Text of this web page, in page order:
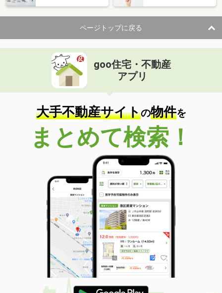
住 所
北海道函館市五稜郭町
専有面積 23.18m²
間取り
1K
北海道札幌市東区北五十条東６丁目
価 格
住 所
北海道札幌市東区北五十条東６丁目
専有面積 23.18m²
間取り
1K
北海道北見市美芳町２丁目
価 格
3万円
北海道北見市美芳町２丁目
44.62m²
間取り
2LDK
北海道網走郡美幌町字東町１丁目
価 格
3.50万円
住 所
北海道網走郡美幌町字東町１丁目
専有面積 49.68m²
間取り
2DK
北海道札幌市豊平区平岸二条８丁目
ページトップに戻る
goo住宅・不動産
アプリ
大手不動産サイトの物件を
まとめて検索！